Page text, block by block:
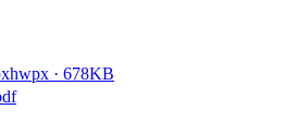
hwpx · 678KB